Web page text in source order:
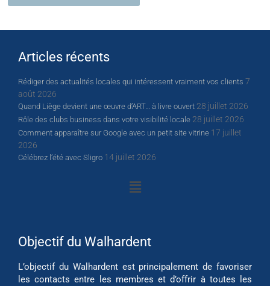
Articles récents
Rédiger des actualités locales qui intéressent vraiment vos clients 7
août 2026
Quand Liège devient une œuvre d’ART… à livre ouvert 28 juillet 2026
Rôle des clubs business dans votre visibilité locale 28 juillet 2026
Comment apparaître sur Google avec un petit site vitrine 17 juillet
2026
Célébrez l’été avec Sligro 14 juillet 2026
Objectif du Walhardent
L’objectif du Walhardent est principalement de favoriser
les contacts entre les membres et d’offrir à toutes les